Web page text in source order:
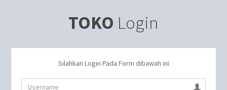
TOKO Login
Silahkan Login Pada Form dibawah ini